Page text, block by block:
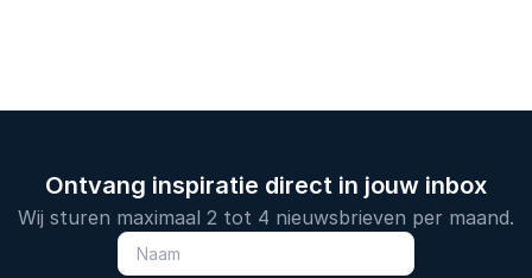
Ontvang inspiratie direct in jouw inbox
Wij sturen maximaal 2 tot 4 nieuwsbrieven per maand.